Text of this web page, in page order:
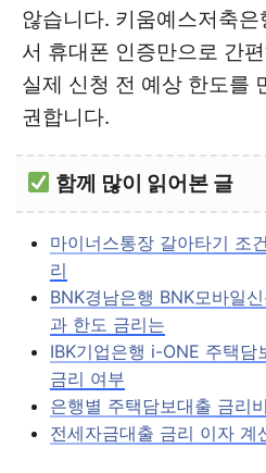
않습니다. 키움예스저축
서 휴대폰 인증만으로 간
실제 신청 전 예상 한도를
권합니다.
함께 많이 읽어본 글
마이너스통장 갈아타기 조
리
BNK경남은행 BNK모바일
과 한도 금리는
IBK기업은행 i-ONE 주택담
금리 여부
은행별 주택담보대출 금리
전세자금대출 금리 이자 계